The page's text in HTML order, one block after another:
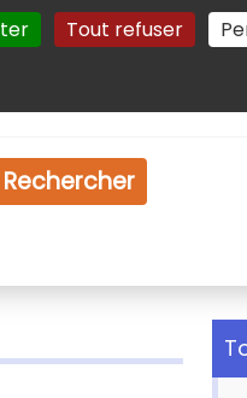
Tout refuser
du site Gestion des
Rechercher